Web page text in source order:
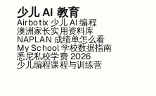
少儿 AI 教育
Airbotix 少儿 AI 编程
澳洲家长实用资料库
NAPLAN 成绩单怎么看
My School 学校数据指南
悉尼私校学费 2026
少儿编程课程与训练营